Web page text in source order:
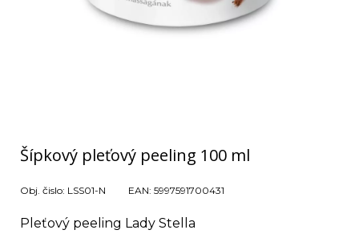
Šípkový pleťový peeling 100 ml
Obj. čislo: LSS01-N EAN: 5997591700431
Pleťový peeling Lady Stella